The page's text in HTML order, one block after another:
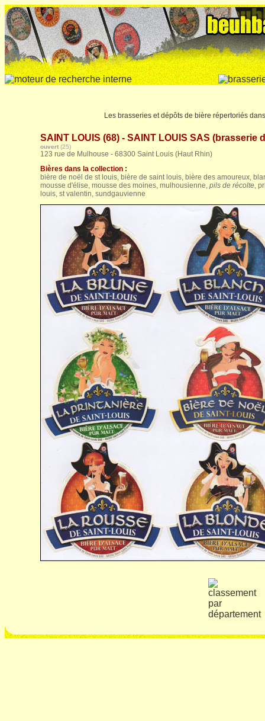
Les brasseries et dépôts de bière répertoriés
SAINT LOUIS (68) - SAINT LOUIS SAS (brasserie
ouvert (25)
123 rue de Mulhouse - 68300 Saint Louis (Haut Rhin)
Bières dans la collection :
bière de noël de st louis, bière de saint louis, bière des amoureux,
mousse d'élise, mousse des moines, mulhousienne, pils de récolte,
louis, st valentin, sundgauvienne